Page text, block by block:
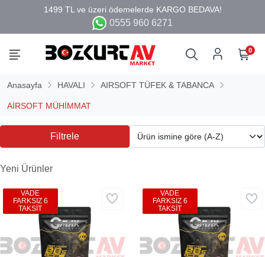
0555 960 6271
0
Anasayfa HAVALI AIRSOFT TÜFEK & TABANCA
AİRSOFT MÜHİMMAT
Filtrele
Yeni Ürünler
VADE
FARKSIZ 6
TAKSİT
VADE
FARKSIZ 6
TAKSİT